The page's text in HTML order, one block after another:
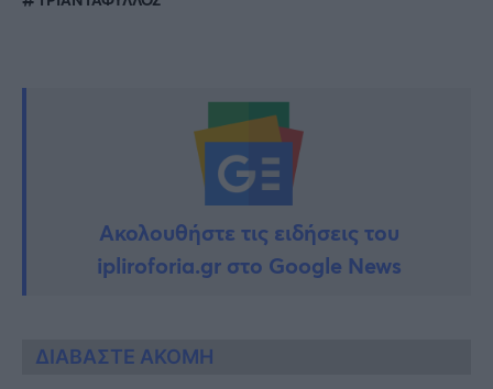
Ακολουθήστε τις ειδήσεις του
ipliroforia.gr στο Google News
ΔΙΑΒΑΣΤΕ ΑΚΟΜΗ